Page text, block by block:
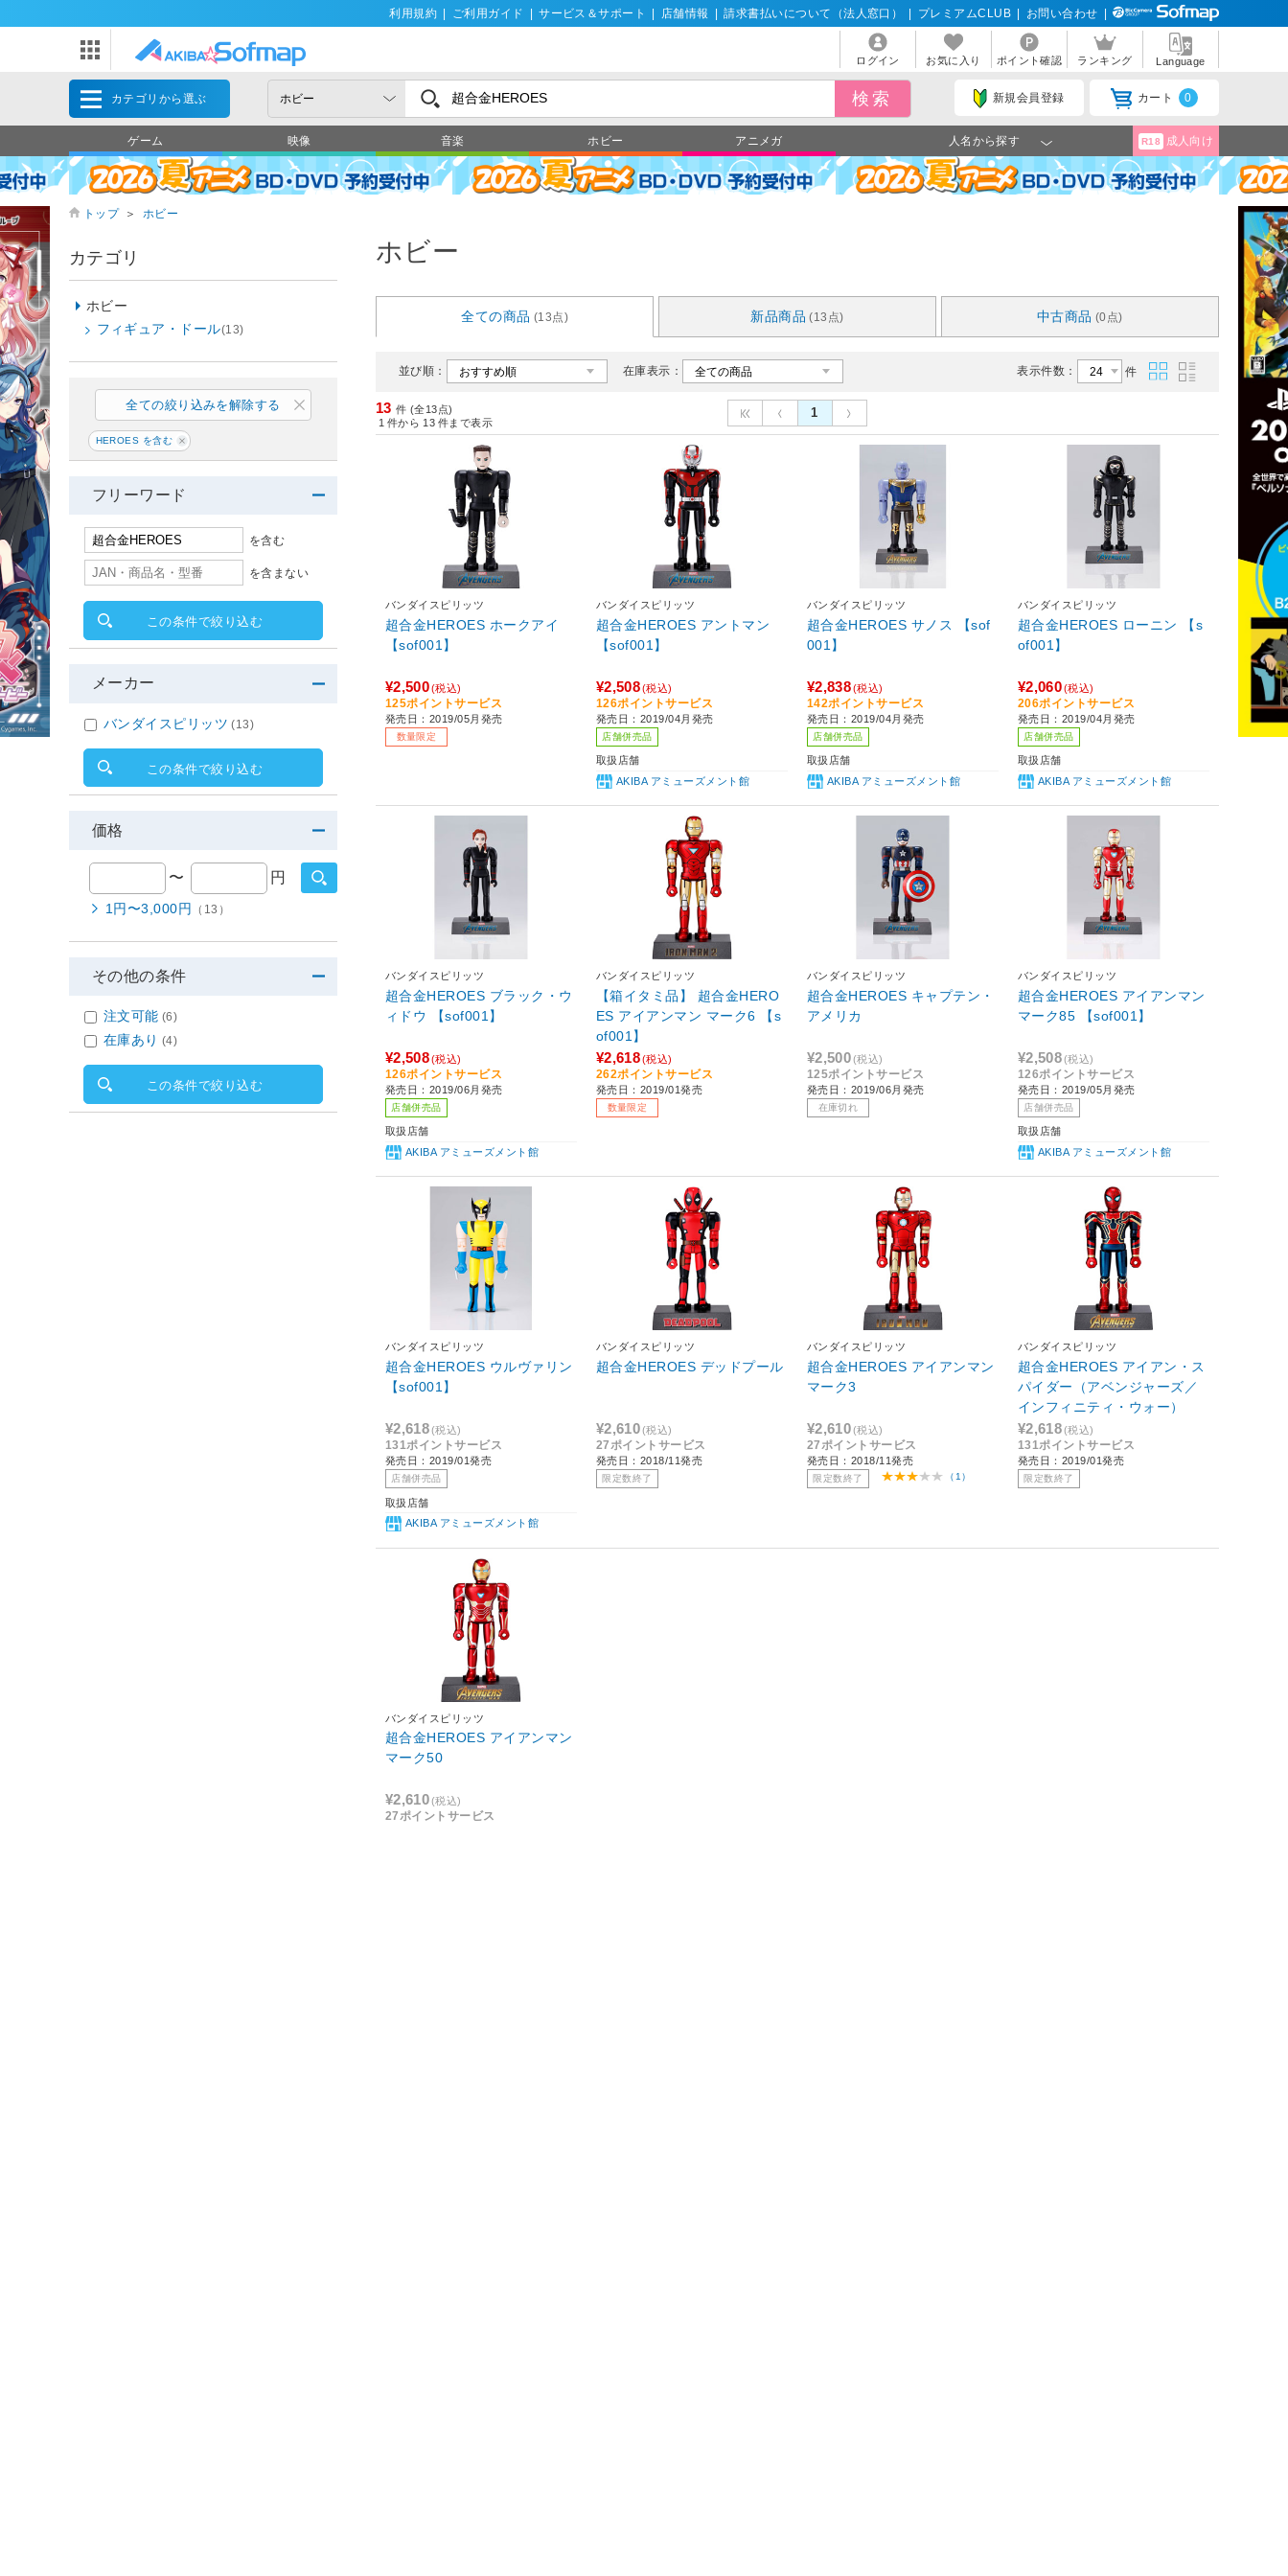
利用規約 ご利用ガイド サービス＆サポート 店舗情報 請求書払いについて（法人窓口） プレミアムCLUB お問い合わせ
ログイン お気に入り ポイント確認 ランキング Language
カテゴリから選ぶ 新規会員登録 カート 0
ゲーム 映像 音楽 ホビー アニメガ 人名から探す R18 成人向け
トップ ＞ ホビー
ホビー
全ての商品 (13点) 新品商品 (13点) 中古商品 (0点)
並び順： 在庫表示： 表示件数： 件
13 件 (全13点)
1 件から 13 件まで表示
1
バンダイスピリッツ
超合金HEROES ホークアイ
【sof001】
¥2,500(税込)
125ポイントサービス
発売日：2019/05月発売
数量限定
バンダイスピリッツ
超合金HEROES アントマン
【sof001】
¥2,508(税込)
126ポイントサービス
発売日：2019/04月発売
店舗併売品
取扱店舗
AKIBA アミューズメント館
バンダイスピリッツ
超合金HEROES サノス 【sof
001】
¥2,838(税込)
142ポイントサービス
発売日：2019/04月発売
店舗併売品
取扱店舗
AKIBA アミューズメント館
バンダイスピリッツ
超合金HEROES ローニン 【s
of001】
¥2,060(税込)
206ポイントサービス
発売日：2019/04月発売
店舗併売品
取扱店舗
AKIBA アミューズメント館
バンダイスピリッツ
超合金HEROES ブラック・ウ
ィドウ 【sof001】
¥2,508(税込)
126ポイントサービス
発売日：2019/06月発売
店舗併売品
取扱店舗
AKIBA アミューズメント館
バンダイスピリッツ
【箱イタミ品】 超合金HERO
ES アイアンマン マーク6 【s
of001】
¥2,618(税込)
262ポイントサービス
発売日：2019/01発売
数量限定
バンダイスピリッツ
超合金HEROES キャプテン・
アメリカ
¥2,500(税込)
125ポイントサービス
発売日：2019/06月発売
在庫切れ
バンダイスピリッツ
超合金HEROES アイアンマン
マーク85 【sof001】
¥2,508(税込)
126ポイントサービス
発売日：2019/05月発売
店舗併売品
取扱店舗
AKIBA アミューズメント館
バンダイスピリッツ
超合金HEROES ウルヴァリン
【sof001】
¥2,618(税込)
131ポイントサービス
発売日：2019/01発売
店舗併売品
取扱店舗
AKIBA アミューズメント館
バンダイスピリッツ
超合金HEROES デッドプール
¥2,610(税込)
27ポイントサービス
発売日：2018/11発売
限定数終了
バンダイスピリッツ
超合金HEROES アイアンマン
マーク3
¥2,610(税込)
27ポイントサービス
発売日：2018/11発売
限定数終了 （1）
バンダイスピリッツ
超合金HEROES アイアン・ス
パイダー（アベンジャーズ／
インフィニティ・ウォー）
¥2,618(税込)
131ポイントサービス
発売日：2019/01発売
限定数終了
バンダイスピリッツ
超合金HEROES アイアンマン
マーク50
¥2,610(税込)
27ポイントサービス
カテゴリ
ホビー
フィギュア・ドール(13)
全ての絞り込みを解除する
HEROES を含む
フリーワード
を含む
を含まない
この条件で絞り込む
メーカー
バンダイスピリッツ (13)
この条件で絞り込む
価格
〜 円
1円〜3,000円 （13）
その他の条件
注文可能 (6)
在庫あり (4)
この条件で絞り込む